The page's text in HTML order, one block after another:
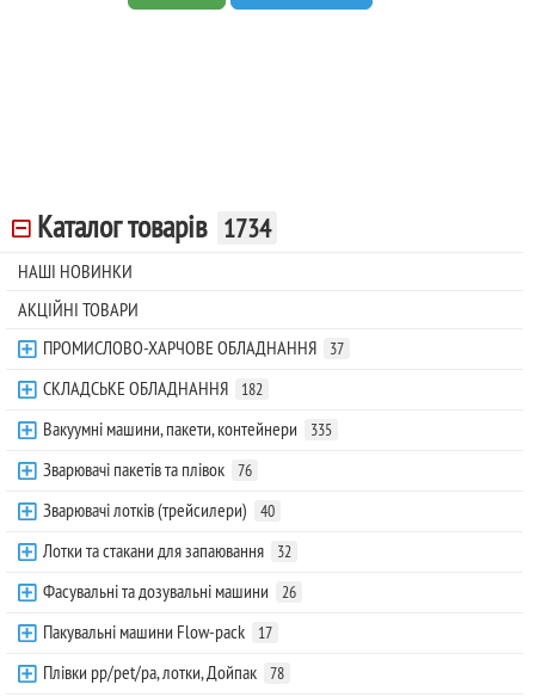
Каталог товарів 1734
НАШІ НОВИНКИ
АКЦІЙНІ ТОВАРИ
ПРОМИСЛОВО-ХАРЧОВЕ ОБЛАДНАННЯ
37
СКЛАДСЬКЕ ОБЛАДНАННЯ 182
Вакуумні машини, пакети, контейнери 335
Зварювачі пакетів та плівок 76
Зварювачі лотків (трейсилери) 40
Лотки та стакани для запаювання 32
Фасувальні та дозувальні машини 26
Пакувальні машини Flow-pack 17
Плівки pp/pet/pa, лотки, Дойпак 78